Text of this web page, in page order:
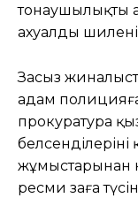
тонаушылықтың
ахуалдың
Заңсыз
адам полицияға
прокуратура
жұмыстарынан
ресми заңға